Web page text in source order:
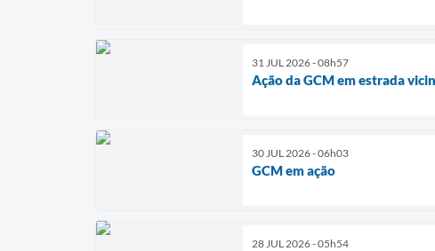
31 JUL 2026 - 08h57
Ação da GCM em estrada
30 JUL 2026 - 06h03
GCM em ação
28 JUL 2026 - 05h54